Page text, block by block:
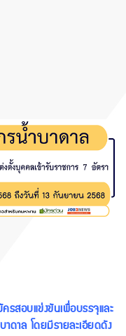
รสอบแข่งขันเพื่อบรรจุและ
ดาล โดยมีรายละเอียดดัง